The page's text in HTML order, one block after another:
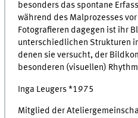
besonders das spontane
während des Malprozesses
Fotografieren dagegen ist ihr
unterschiedlichen Strukturen
denen sie versucht, der
besonderen (visuellen)
Inga Leugers *1975
Mitglied der